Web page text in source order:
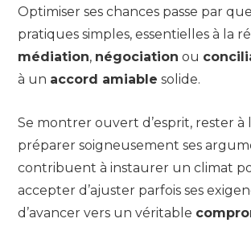
Optimiser ses chances passe par
pratiques simples, essentielles à la
médiation, négociation ou
à un accord amiable solide.
Se montrer ouvert d’esprit, rester à
préparer soigneusement ses
contribuent à instaurer un climat
accepter d’ajuster parfois ses
d’avancer vers un véritable